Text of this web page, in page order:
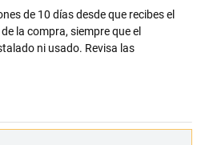
de 10 días desde que recibes el
la compra, siempre que el
ni usado. Revisa las